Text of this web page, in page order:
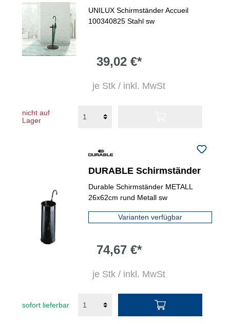
UNILUX Schirmständer Accueil
100340825 Stahl sw
39,02 €*
je Stk / inkl. MwSt
nicht auf
Lager
DURABLE Schirmständer
Durable Schirmständer METALL
26x62cm rund Metall sw
Varianten verfügbar
74,67 €*
je Stk / inkl. MwSt
sofort lieferbar